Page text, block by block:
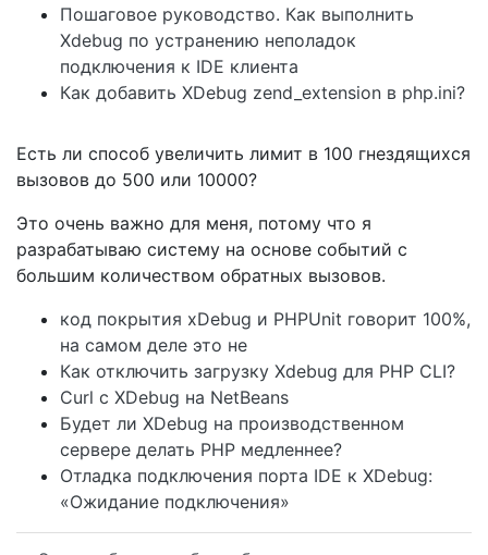
Пошаговое руководство. Как выполнить
Xdebug по устранению неполадок
подключения к IDE клиента
Как добавить XDebug zend_extension в php.ini?
Есть ли способ увеличить лимит в 100 гнездящихся
вызовов до 500 или 10000?
Это очень важно для меня, потому что я
разрабатываю систему на основе событий с
большим количеством обратных вызовов.
код покрытия xDebug и PHPUnit говорит 100%,
на самом деле это не
Как отключить загрузку Xdebug для PHP CLI?
Curl с XDebug на NetBeans
Будет ли XDebug на производственном
сервере делать PHP медленнее?
Отладка подключения порта IDE к XDebug:
«Ожидание подключения»